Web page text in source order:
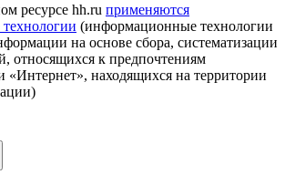
ресурсе hh.ru применяются
(информационные технологии
на основе сбора, систематизации
относящихся к предпочтениям
«Интернет», находящихся на территории